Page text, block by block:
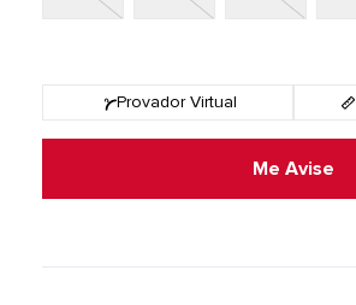
Provador Virtual
Me Avise